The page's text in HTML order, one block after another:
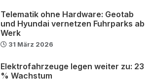
Telematik ohne Hardware: Geotab
und Hyundai vernetzen Fuhrparks ab
Werk
31 März 2026
Elektrofahrzeuge legen weiter zu: 23
% Wachstum